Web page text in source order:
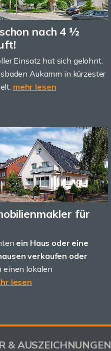
nach 4 ½
Einsatz hat sich gelohnt:
Aukamm in kürzester
mehr lesen
für
ein Haus oder eine
verkaufen oder
einen lokalen
lesen
& AUSZEICHNUNGEN